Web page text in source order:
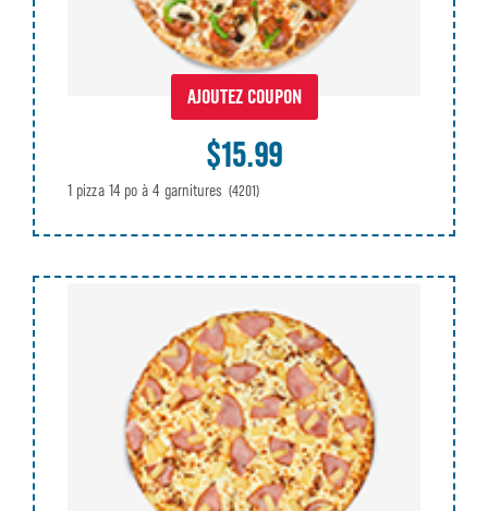
AJOUTEZ COUPON
$15.99
1 pizza 14 po à 4 garnitures (4201)